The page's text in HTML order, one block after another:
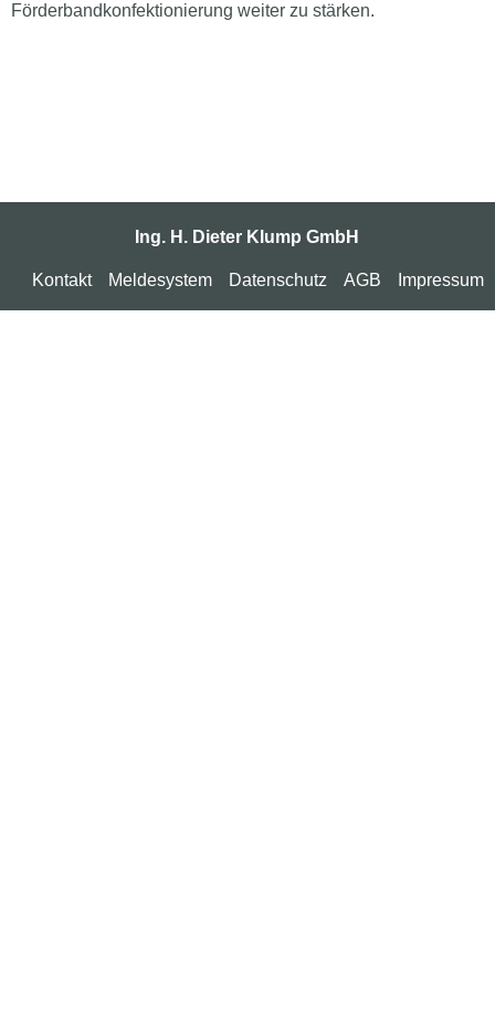
Förderbandkonfektionierung weiter zu stärken.
Ing. H. Dieter Klump GmbH
Kontakt Meldesystem Datenschutz AGB Impressum